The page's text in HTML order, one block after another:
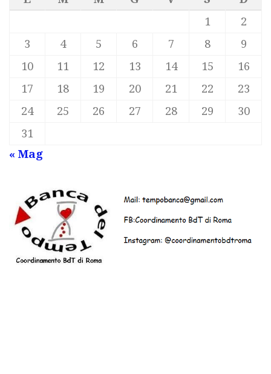
1
2
3
4 5 6 7 8
9
10
11 12 13 14 15
16
17
18 19 20 21 22
23
24
25 26 27 28 29
30
31
« Mag